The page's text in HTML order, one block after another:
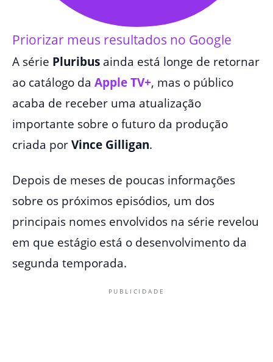
Priorizar meus resultados no Google
A série Pluribus ainda está longe de retornar
ao catálogo da Apple TV+, mas o público
acaba de receber uma atualização
importante sobre o futuro da produção
criada porVince Gilligan.
Depois de meses de poucas informações
sobre os próximos episódios, um dos
principais nomes envolvidos na série revelou
em que estágio está o desenvolvimento da
segunda temporada.
PUBLICIDADE